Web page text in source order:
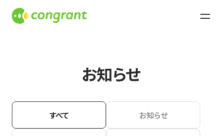
お知らせ
すべて お知らせ